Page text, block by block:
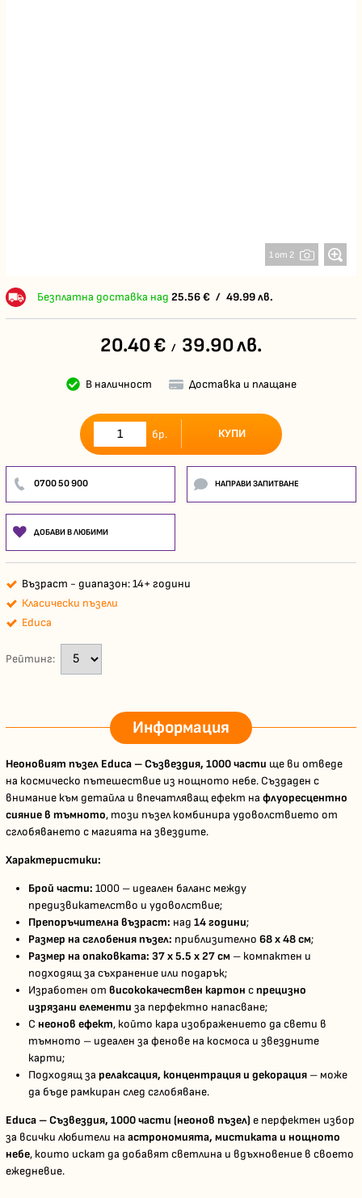
1 от 2
Безплатна доставка над 25.56 € / 49.99 лв.
20.40€ / 39.90лв.
В наличност Доставка и плащане
бр. КУПИ
0700 50 900 НАПРАВИ ЗАПИТВАНЕ
ДОБАВИ В ЛЮБИМИ
Възраст - диапазон: 14+ години
Класически пъзели
Educa
Рейтинг:
Информация
Неоновият пъзел Educa – Съзвездия, 1000 части ще ви отведе
на космическо пътешествие из нощното небе. Създаден с
внимание към детайла и впечатляващ ефект на флуоресцентно
сияние в тъмното, този пъзел комбинира удоволствието от
сглобяването с магията на звездите.
Характеристики:
Брой части: 1000 – идеален баланс между
предизвикателство и удоволствие;
Препоръчителна възраст: над 14 години;
Размер на сглобения пъзел: приблизително 68 x 48 см;
Размер на опаковката: 37 x 5.5 x 27 см – компактен и
подходящ за съхранение или подарък;
Изработен от висококачествен картон спрецизно
изрязани елементи за перфектно напасване;
С неонов ефект, който кара изображението да свети в
тъмното – идеален за фенове на космоса и звездните
карти;
Подходящ за релаксация, концентрация и декорация – може
да бъде рамкиран след сглобяване.
Educa – Съзвездия, 1000 части (неонов пъзел) е перфектен избор
за всички любители на астрономията, мистиката и нощното
небе, които искат да добавят светлина и вдъхновение в своето
ежедневие.